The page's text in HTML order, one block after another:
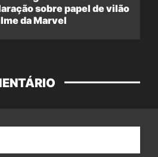
sobre papel de vilão
da Marvel